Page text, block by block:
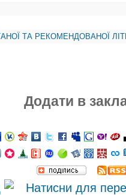
ТА РЕКОМЕНДОВАНОЇ
Додати в